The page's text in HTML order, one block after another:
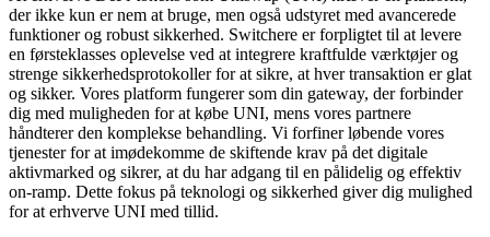
der ikke kun er nem at bruge, men også udstyret med avancerede
funktioner og robust sikkerhed. Switchere er forpligtet til at levere
en førsteklasses oplevelse ved at integrere kraftfulde værktøjer og
strenge sikkerhedsprotokoller for at sikre, at hver transaktion er glat
og sikker. Vores platform fungerer som din gateway, der forbinder
dig med muligheden for at købe UNI, mens vores partnere
håndterer den komplekse behandling. Vi forfiner løbende vores
tjenester for at imødekomme de skiftende krav på det digitale
aktivmarked og sikrer, at du har adgang til en pålidelig og effektiv
on-ramp. Dette fokus på teknologi og sikkerhed giver dig mulighed
for at erhverve UNI med tillid.